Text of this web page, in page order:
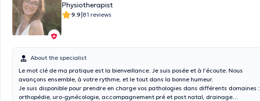
Physiotherapist
9.9|81 reviews
About the specialist
Le mot clé de ma pratique est la bienveillance. Je suis posée et à l’écoute. Nous
avançons ensemble, à votre rythme, et le tout dans la bonne humeur.
Je suis disponible pour prendre en charge vos pathologies dans différents domaines :
orthopédie, uro-gynécologie, accompagnement pré et post natal, drainage